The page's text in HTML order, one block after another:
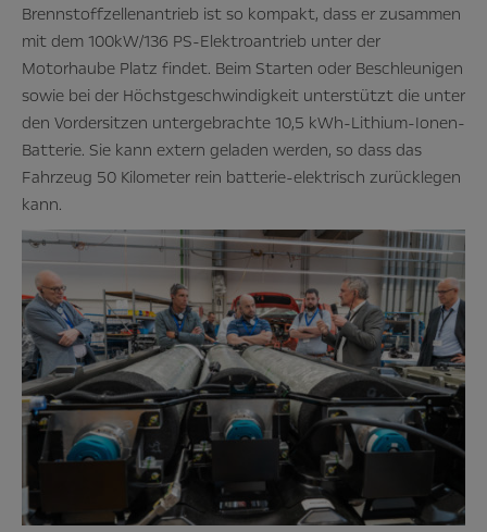
Brennstoffzellenantrieb ist so kompakt, dass er zusammen
mit dem 100kW/136 PS-Elektroantrieb unter der
Motorhaube Platz findet. Beim Starten oder Beschleunigen
sowie bei der Höchstgeschwindigkeit unterstützt die unter
den Vordersitzen untergebrachte 10,5 kWh-Lithium-Ionen-
Batterie. Sie kann extern geladen werden, so dass das
Fahrzeug 50 Kilometer rein batterie-elektrisch zurücklegen
kann.